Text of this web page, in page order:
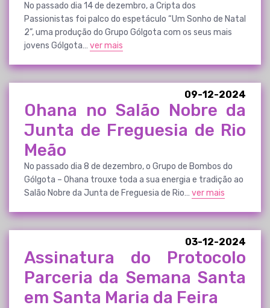
No passado dia 14 de dezembro, a Cripta dos
Passionistas foi palco do espetáculo “Um Sonho de Natal
2”, uma produção do Grupo Gólgota com os seus mais
jovens Gólgota… ver mais
09-12-2024
Ohana no Salão Nobre da
Junta de Freguesia de Rio
Meão
No passado dia 8 de dezembro, o Grupo de Bombos do
Gólgota – Ohana trouxe toda a sua energia e tradição ao
Salão Nobre da Junta de Freguesia de Rio… ver mais
03-12-2024
Assinatura do Protocolo
Parceria da Semana Santa
em Santa Maria da Feira